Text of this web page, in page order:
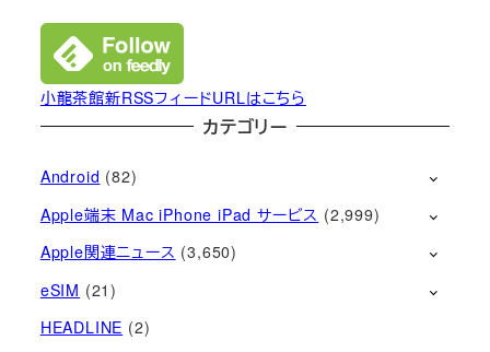
小龍茶館新RSSフィードURLはこちら
カテゴリー
Android (82)
Apple端末 Mac iPhone iPad サービス (2,999)
Apple関連ニュース (3,650)
eSIM (21)
HEADLINE (2)